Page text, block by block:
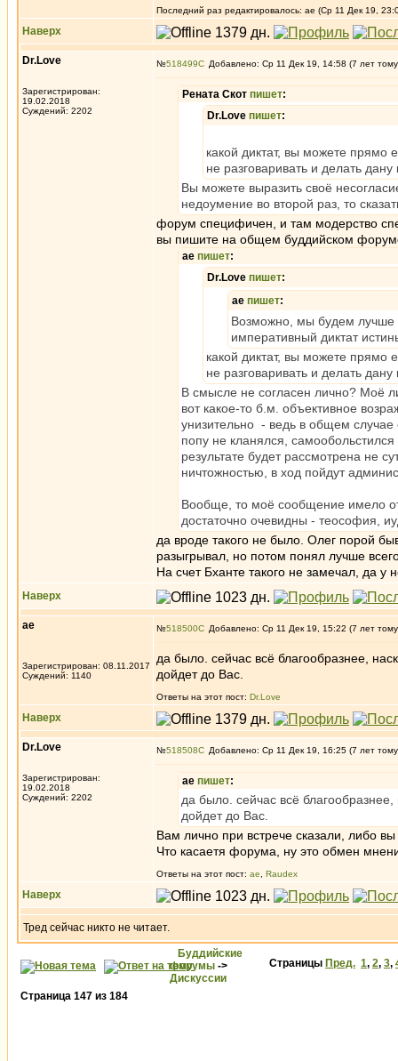
Последний раз редактировалось: ae (Ср 11 Дек 19,
Наверх
Dr.Love
Зарегистрирован:
19.02.2018
Суждений: 2202
№518499 Добавлено: Ср 11 Дек 19, 14:58 (7 лет
Рената Скот пишет:
Dr.Love пишет:
какой диктат, вы можете прямо
не разговаривать и делать дану
Вы можете выразить своё
недоумение во второй раз, то
форум специфичен, и там модерство
вы пишите на общем буддийском
ae пишет:
Dr.Love пишет:
ae пишет:
Возможно, мы будем лучше
императивный диктат
какой диктат, вы можете прямо
не разговаривать и делать дану
В смысле не согласен лично? Моё
вот какое-то б.м. объективное
унизительно - ведь в общем случае
попу не кланялся,
результате будет рассмотрена не
ничтожностью, в ход пойдут
Вообще, то моё сообщение имело
достаточно очевидны - теософия,
да вроде такого не было. Олег порой
разыгрывал, но потом понял лучше
На счет Бханте такого не замечал, да у
Наверх
ae
Зарегистрирован: 08.11.2017
Суждений: 1140
№518500 Добавлено: Ср 11 Дек 19, 15:22 (7 лет
да было. сейчас всё благообразнее,
дойдет до Вас.
Ответы на этот пост: Dr.Love
Наверх
Dr.Love
Зарегистрирован:
19.02.2018
Суждений: 2202
№518508 Добавлено: Ср 11 Дек 19, 16:25 (7 лет
ae пишет:
да было. сейчас всё
дойдет до Вас.
Вам лично при встрече сказали, либо
Что касаетя форума, ну это обмен
Ответы на этот пост: ae Raudex
Наверх
Тред сейчас никто не читает.
Буддийские
форумы ->
Дискуссии
Страницы Пред. 1, 2, 3,
Страница 147 из 184